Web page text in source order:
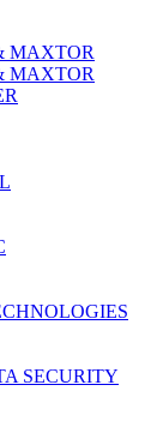
MAXTOR
MAXTOR
SECURITY